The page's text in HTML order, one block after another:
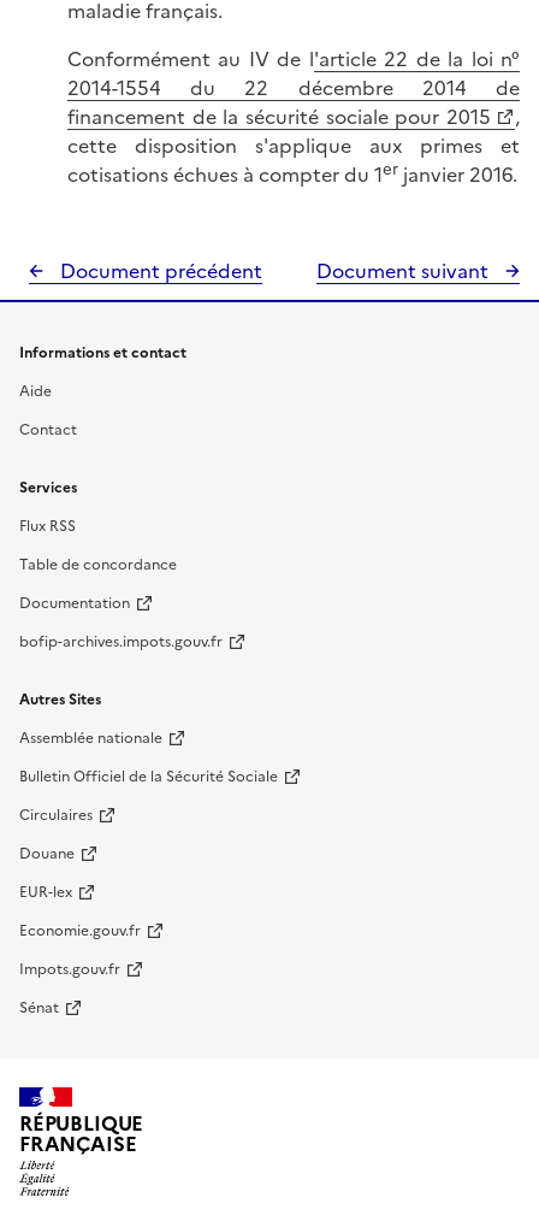
maladie français.
Conformément au IV de l'article 22 de la loi n°
2014-1554 du 22 décembre 2014 de
financement de la sécurité sociale pour 2015
,
cette disposition s'applique aux primes et
cotisations échues à compter du 1er janvier 2016.
Document précédent Document suivant
Informations et contact
Aide
Contact
Services
Flux RSS
Table de concordance
Documentation
bofip-archives.impots.gouv.fr
Autres Sites
Assemblée nationale
Bulletin Officiel de la Sécurité Sociale
Circulaires
Douane
EUR-lex
Economie.gouv.fr
Impots.gouv.fr
Sénat
RÉPUBLIQUE
FRANÇAISE